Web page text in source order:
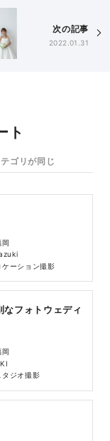
次の記事
2022.01.31
ト
ゴリが同じ
岡
ケーション撮影
なフォトウェディ
タジオ撮影